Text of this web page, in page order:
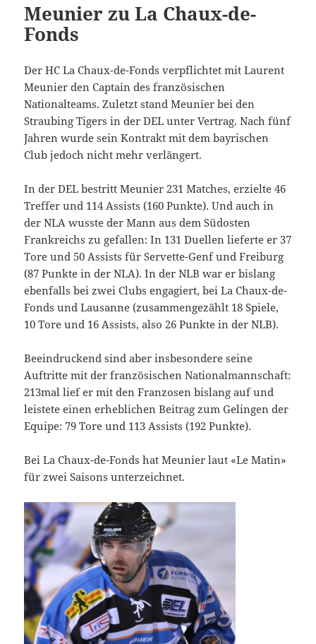
Meunier zu La Chaux-de-
Fonds
Der HC La Chaux-de-Fonds verpflichtet mit Laurent
Meunier den Captain des französischen
Nationalteams. Zuletzt stand Meunier bei den
Straubing Tigers in der DEL unter Vertrag. Nach fünf
Jahren wurde sein Kontrakt mit dem bayrischen
Club jedoch nicht mehr verlängert.
In der DEL bestritt Meunier 231 Matches, erzielte 46
Treffer und 114 Assists (160 Punkte). Und auch in
der NLA wusste der Mann aus dem Südosten
Frankreichs zu gefallen: In 131 Duellen lieferte er 37
Tore und 50 Assists für Servette-Genf und Freiburg
(87 Punkte in der NLA). In der NLB war er bislang
ebenfalls bei zwei Clubs engagiert, bei La Chaux-de-
Fonds und Lausanne (zusammengezählt 18 Spiele,
10 Tore und 16 Assists, also 26 Punkte in der NLB).
Beeindruckend sind aber insbesondere seine
Auftritte mit der französischen Nationalmannschaft:
213mal lief er mit den Franzosen bislang auf und
leistete einen erheblichen Beitrag zum Gelingen der
Equipe: 79 Tore und 113 Assists (192 Punkte).
Bei La Chaux-de-Fonds hat Meunier laut «Le Matin»
für zwei Saisons unterzeichnet.